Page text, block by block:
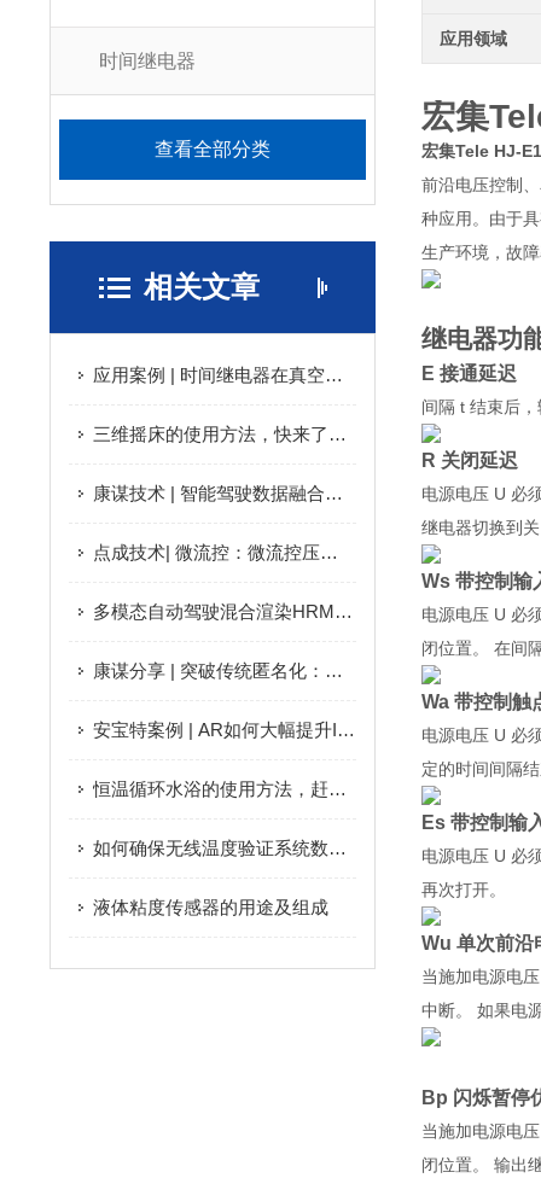
时间继电器
查看全部分类
相关文章
应用案例 | 时间继电器在真空过滤器上的应用
三维摇床的使用方法，快来了解一下吧！
康谋技术 | 智能驾驶数据融合的时间同步关键技术
点成技术| 微流控：微流控压力驱动流动控制解析
多模态自动驾驶混合渲染HRMAD：将NeRF和3DGS进行感知验证和端到端AD测试
康谋分享 | 突破传统匿名化：先进技术解锁数据价值新维度
安宝特案例 | AR如何大幅提升IC封装厂检测效率？
恒温循环水浴的使用方法，赶快来学习一下吧！
如何确保无线温度验证系统数据的准确性和可靠性？
液体粘度传感器的用途及组成
应用领域
宏集
宏集Tele HJ-
前沿电压控制
种应用。由于
生产环境，故
继电器功
E 接通延迟
间隔 t 结束后
R 关闭延迟
电源电压 U 必
继电器切换到
Ws 带控制输
电源电压 U 必
闭位置。 在间
Wa 带控制触
电源电压 U 必
定的时间间隔
Es 带控制输
电源电压 U 必
再次打开。
Wu 单次前沿
当施加电源电
中断。 如果电
Bp 闪烁暂停
当施加电源电
闭位置。 输出